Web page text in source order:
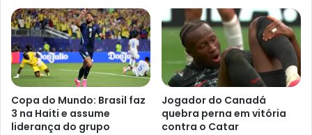
Copa do Mundo: Brasil faz
3 na Haiti e assume
liderança do grupo
Jogador do Canadá
quebra perna em vitória
contra o Catar